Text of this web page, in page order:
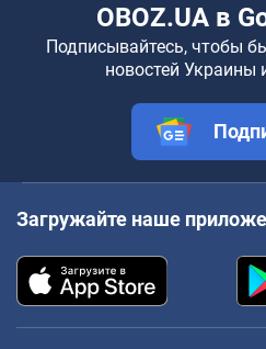
OBOZ.UA в
Подписывайтесь, чтобы
новостей Украины
Загружайте наше